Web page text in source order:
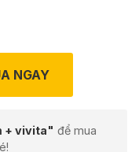
NGAY
+ vivita" để mua